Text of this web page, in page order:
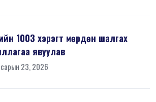
1003 хэрэгт мөрдөн шалгах
явуулав
23, 2026